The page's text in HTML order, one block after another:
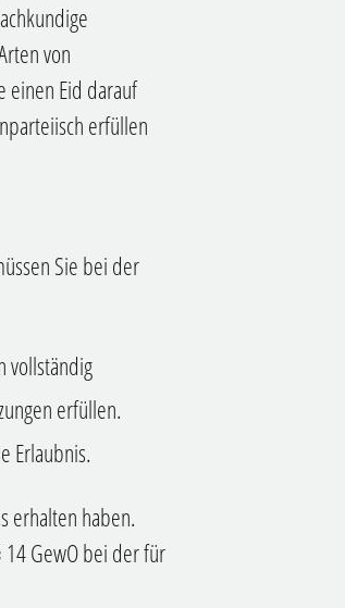
von
einen Eid darauf
erfüllen
Sie bei der
vollständig
erfüllen.
Erlaubnis.
erhalten haben.
14 GewO bei der für